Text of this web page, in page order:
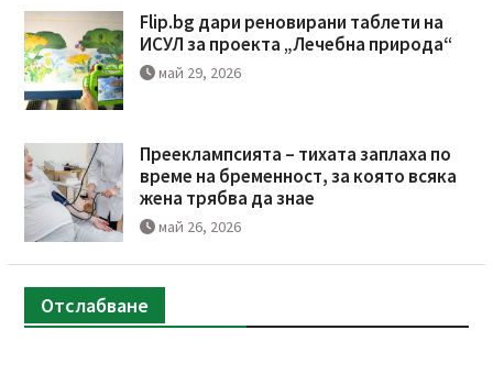
Flip.bg дари реновирани таблети на
ИСУЛ за проекта „Лечебна природа“
май 29, 2026
Прееклампсията – тихата заплаха по
време на бременност, за която всяка
жена трябва да знае
май 26, 2026
Отслабване